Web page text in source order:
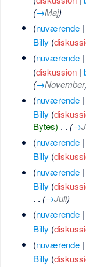
(→Maj)
(nuværende|
Billy (
(nuværende|
(diskussion|
(→November
(nuværende|
Billy (
Bytes) . . (→
(nuværende|
Billy (
(nuværende|
Billy (
. . (→Juli)
(nuværende|
Billy (
(nuværende|
Billy (